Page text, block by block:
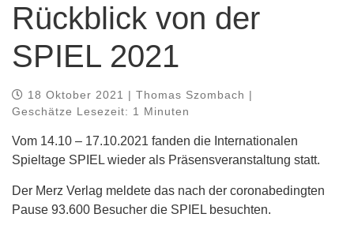
Rückblick von der
SPIEL 2021
18 Oktober 2021 | Thomas Szombach |
Geschätze Lesezeit: 1 Minuten
Vom 14.10 – 17.10.2021 fanden die Internationalen
Spieltage SPIEL wieder als Präsensveranstaltung statt.
Der Merz Verlag meldete das nach der coronabedingten
Pause 93.600 Besucher die SPIEL besuchten.